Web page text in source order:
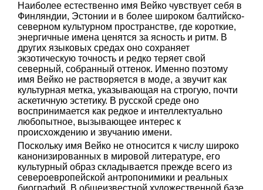
Наиболее естественно имя Вейко чувствует себя в
Финляндии, Эстонии и в более широком балтийско-
северном культурном пространстве, где короткие,
энергичные имена ценятся за ясность и ритм. В
других языковых средах оно сохраняет
экзотическую точность и редко теряет свой
северный, собранный оттенок. Именно поэтому
имя Вейко не растворяется в моде, а звучит как
культурная метка, указывающая на строгую, почти
аскетичную эстетику. В русской среде оно
воспринимается как редкое и интеллектуально
любопытное, вызывающее интерес к
происхождению и звучанию имени.
Поскольку имя Вейко не относится к числу широко
канонизированных в мировой литературе, его
культурный образ складывается прежде всего из
североевропейской антропонимики и реальных
биографий. В общеизвестной художественной базе